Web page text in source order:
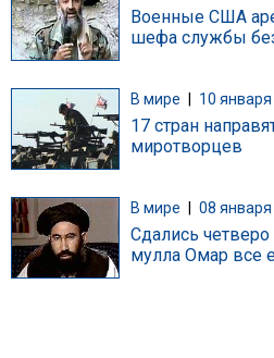
Военные США
шефа службы
В мире 10 января
17 стран
миротворцев
В мире 08 января
Сдались
мулла Омар все